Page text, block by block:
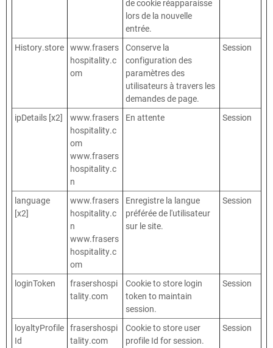
de cookie réapparaisse
lors de la nouvelle
entrée.
History.store www.frasers
hospitality.c
om
Conserve la
configuration des
paramètres des
utilisateurs à travers les
demandes de page.
Session
ipDetails [x2]
www.frasers
hospitality.c
om
www.frasers
hospitality.c
n
En attente Session
language
[x2]
www.frasers
hospitality.c
n
www.frasers
hospitality.c
om
Enregistre la langue
préférée de l'utilisateur
sur le site.
Session
loginToken
frasershospi
tality.com
Cookie to store login
token to maintain
session.
Session
loyaltyProfile
Id
frasershospi
tality.com
Cookie to store user
profile Id for session.
Session